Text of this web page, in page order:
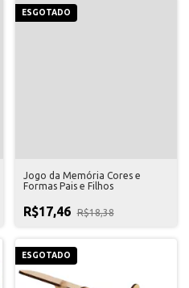
ESGOTADO
Jogo da Memória Cores e
Formas Pais e Filhos
R$17,46 R$18,38
ESGOTADO